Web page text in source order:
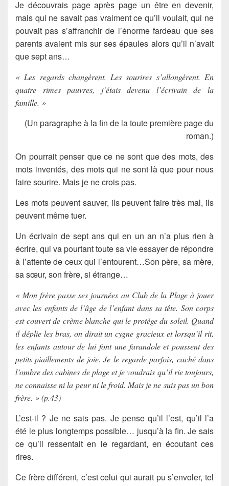
Je découvrais page après page un être en devenir,
mais qui ne savait pas vraiment ce qu’il voulait, qui ne
pouvait pas s’affranchir de l’énorme fardeau que ses
parents avaient mis sur ses épaules alors qu’il n’avait
que sept ans…
« Les regards changèrent. Les sourires s’allongèrent. En
quatre rimes pauvres, j’étais devenu l’écrivain de la
famille. »
(Un paragraphe à la fin de la toute première page du
roman.)
On pourrait penser que ce ne sont que des mots, des
mots inventés, des mots qui ne sont là que pour nous
faire sourire. Mais je ne crois pas.
Les mots peuvent sauver, ils peuvent faire très mal, ils
peuvent même tuer.
Un écrivain de sept ans qui en un an n’a plus rien à
écrire, qui va pourtant toute sa vie essayer de répondre
à l’attente de ceux qui l’entourent…Son père, sa mère,
sa sœur, son frère, si étrange…
« Mon frère passe ses journées au Club de la Plage à jouer
avec les enfants de l’âge de l’enfant dans sa tête. Son corps
est couvert de crème blanche qui le protège du soleil. Quand
il déplie les bras, on dirait un cygne gracieux et lorsqu’il rit,
les enfants autour de lui font une farandole et poussent des
petits piaillements de joie. Je le regarde parfois, caché dans
l’ombre des cabines de plage et je voudrais qu’il rie toujours,
ne connaisse ni la peur ni le froid. Mais je ne suis pas un bon
frère. » (p.43)
L’est-il ? Je ne sais pas. Je pense qu’il l’est, qu’il l’a
été le plus longtemps possible… jusqu’à la fin. Je sais
ce qu’il ressentait en le regardant, en écoutant ces
rires.
Ce frère différent, c’est celui qui aurait pu s’envoler, tel